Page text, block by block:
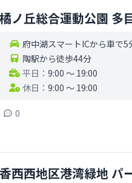
橘ノ丘総合運動公園 多
府中湖スマートICから車で5
陶駅から徒歩44分
平日： 9:00 〜 19:00
休日： 9:00 〜 19:00
0
香西西地区港湾緑地 パ